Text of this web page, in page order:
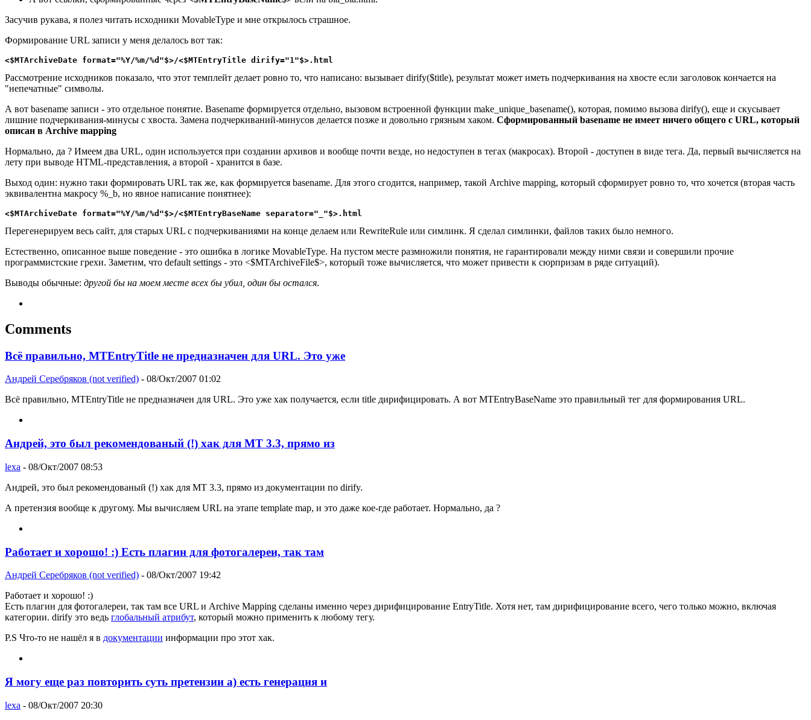
Засучив рукава, я полез читать исходники MovableType и мне открылось страшное.
Формирование URL записи у меня делалось вот так:
<$MTArchiveDate format="%Y/%m/%d"$>/<$MTEntryTitle dirify="1"$>.html
Рассмотрение исходников показало, что этот темплейт делает ровно то, что написано: вызывает dirify($title), результат может иметь подчеркивания на хвосте если заголовок кончается на
"непечатные" символы.
А вот basename записи - это отдельное понятие. Basename формируется отдельно, вызовом встроенной функции make_unique_basename(), которая, помимо вызова dirify(), еще и скусывает
лишние подчеркивания-минусы с хвоста. Замена подчеркиваний-минусов делается позже и довольно грязным хаком. Сформированный basename не имеет ничего общего с URL, который
описан в Archive mapping
Нормально, да ? Имеем два URL, один используется при создании архивов и вообще почти везде, но недоступен в тегах (макросах). Второй - доступен в виде тега. Да, первый вычисляется на
лету при выводе HTML-представления, а второй - хранится в базе.
Выход один: нужно таки формировать URL так же, как формируется basename. Для этого сгодится, например, такой Archive mapping, который сформирует ровно то, что хочется (вторая часть
эквивалентна макросу %_b, но явное написание понятнее):
<$MTArchiveDate format="%Y/%m/%d"$>/<$MTEntryBaseName separator="_"$>.html
Перегенерируем весь сайт, для старых URL с подчеркиваниями на конце делаем или RewriteRule или симлинк. Я сделал симлинки, файлов таких было немного.
Естественно, описанное выше поведение - это ошибка в логике MovableType. На пустом месте размножили понятия, не гарантировали между ними связи и совершили прочие
программистские грехи. Заметим, что default settings - это <$MTArchiveFile$>, который тоже вычисляется, что может привести к сюрпризам в ряде ситуаций).
Выводы обычные: другой бы на моем месте всех бы убил, один бы остался.
Comments
Всё правильно, MTEntryTitle не предназначен для URL. Это уже
Андрей Серебряков (not verified) - 08/Окт/2007 01:02
Всё правильно, MTEntryTitle не предназначен для URL. Это уже хак получается, если title дирифицировать. А вот MTEntryBaseName это правильный тег для формирования URL.
Андрей, это был рекомендованый (!) хак для MT 3.3, прямо из
lexa - 08/Окт/2007 08:53
Андрей, это был рекомендованый (!) хак для MT 3.3, прямо из документации по dirify.
А претензия вообще к другому. Мы вычисляем URL на этапе template map, и это даже кое-где работает. Нормально, да ?
Работает и хорошо! :) Есть плагин для фотогалереи, так там
Андрей Серебряков (not verified) - 08/Окт/2007 19:42
Работает и хорошо! :)
Есть плагин для фотогалереи, так там все URL и Archive Mapping сделаны именно через дирифицирование EntryTitle. Хотя нет, там дирифицирование всего, чего только можно, включая
категории. dirify это ведь глобальный атрибут, который можно применить к любому тегу.
P.S Что-то не нашёл я в документации информации про этот хак.
Я могу еще раз повторить суть претензии а) есть генерация и
lexa - 08/Окт/2007 20:30